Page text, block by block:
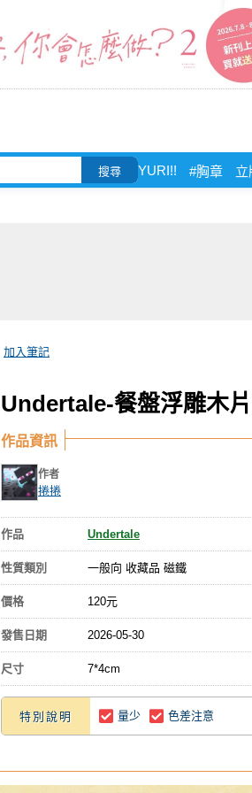
搜尋 YURI!! #胸章 立
加入筆記
Undertale-餐盤浮雕木
作品資訊
作者
捲捲
作品 Undertale
性質類別 一般向 收藏品 磁鐵
價格 120元
發售日期 2026-05-30
尺寸 7*4cm
特別說明 量少 色差注意